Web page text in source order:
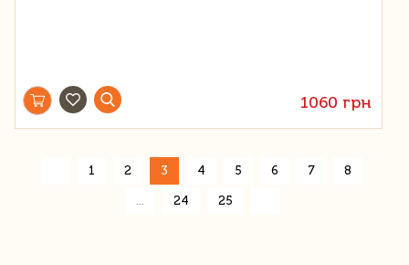
1060 грн
1 2 3 4 5 6 7 8
24 25